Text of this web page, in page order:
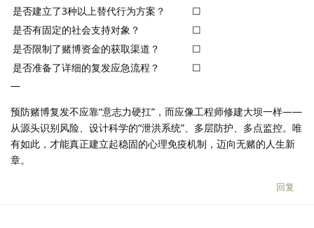
是否建立了3种以上替代行为方案？
☐
是否有固定的社会支持对象？
☐
是否限制了赌博资金的获取渠道？
☐
是否准备了详细的复发应急流程？
☐
—
预防赌博复发不应靠“意志力硬扛”，而应像工程师修建大坝一样——
从源头识别风险、设计科学的“泄洪系统”、多层防护、多点监控。唯
有如此，才能真正建立起稳固的心理免疫机制，迈向无赌的人生新
章。
回复